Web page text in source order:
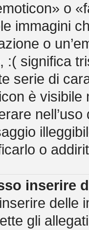
o
immagini
o
:( significa
serie di
è visibile
o
inserire
delle
gli